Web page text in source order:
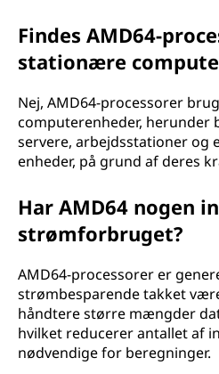
Findes AMD64-
stationære
Nej, AMD64-processorer
computerenheder, herunder
servere, arbejdsstationer og
enheder, på grund af deres
Har AMD64 nogen
strømforbruget?
AMD64-processorer er
strømbesparende takket
håndtere større mængder
hvilket reducerer antallet af
nødvendige for beregninger.